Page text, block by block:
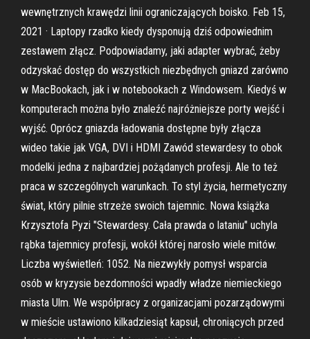
wewnętrznych krawędzi linii ograniczających boisko. Feb 15,
2021 · Laptopy rzadko kiedy dysponują dziś odpowiednim
zestawem złącz. Podpowiadamy, jaki adapter wybrać, żeby
odzyskać dostęp do wszystkich niezbędnych gniazd zarówno
w MacBookach, jak i w notebookach z Windowsem. Kiedyś w
komputerach można było znaleźć najróżniejsze porty wejść i
wyjść. Oprócz gniazda ładowania dostępne były złącza
wideo takie jak VGA, DVI i HDMI Zawód stewardesy to obok
modelki jedna z najbardziej pożądanych profesji. Ale to też
praca w szczególnych warunkach. To styl życia, hermetyczny
świat, który pilnie strzeże swoich tajemnic. Nowa książka
Krzysztofa Pyzi "Stewardesy. Cała prawda o lataniu" uchyla
rąbka tajemnicy profesji, wokół której narosło wiele mitów.
Liczba wyświetleń: 1052. Na niezwykły pomysł wsparcia
osób w kryzysie bezdomności wpadły władze niemieckiego
miasta Ulm. We współpracy z organizacjami pozarządowymi
w mieście ustawiono kilkadziesiąt kapsuł, chroniących przed